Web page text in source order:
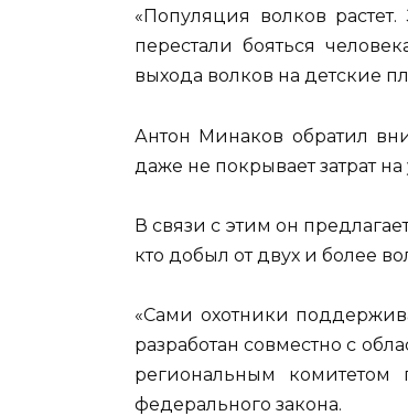
«Популяция волков
перестали бояться
выхода волков на детские
Антон Минаков обратил
даже не покрывает затрат
В связи с этим он
кто добыл от двух и более
«Сами охотники
разработан совместно с
региональным
федерального закона.